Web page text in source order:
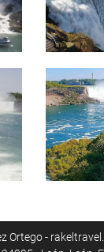
Ortego -